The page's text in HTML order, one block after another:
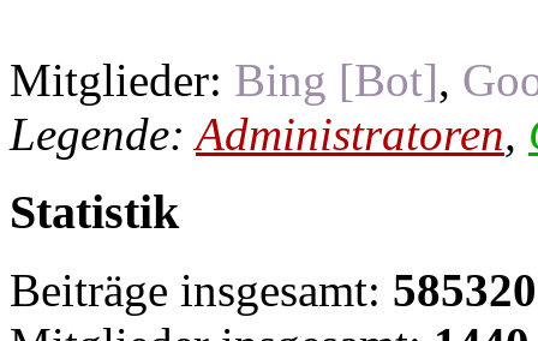
Mitglieder: Bing [Bot],
Legende:Administratoren,
Statistik
Beiträge insgesamt: 585320